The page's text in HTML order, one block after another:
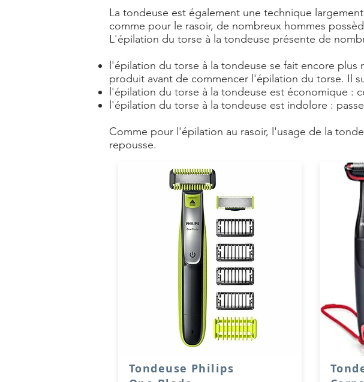
La tondeuse est également une technique
comme pour le rasoir, de nombreux hommes
L'épilation du torse à la tondeuse présente de
l'épilation du torse à la tondeuse se fait encore
produit avant de commencer l'épilation du torse. Il
l'épilation du torse à la tondeuse est économique :
l'épilation du torse à la tondeuse est indolore :
Comme pour l'épilation au rasoir, l'usage de la
repousse.
Tondeuse Philips